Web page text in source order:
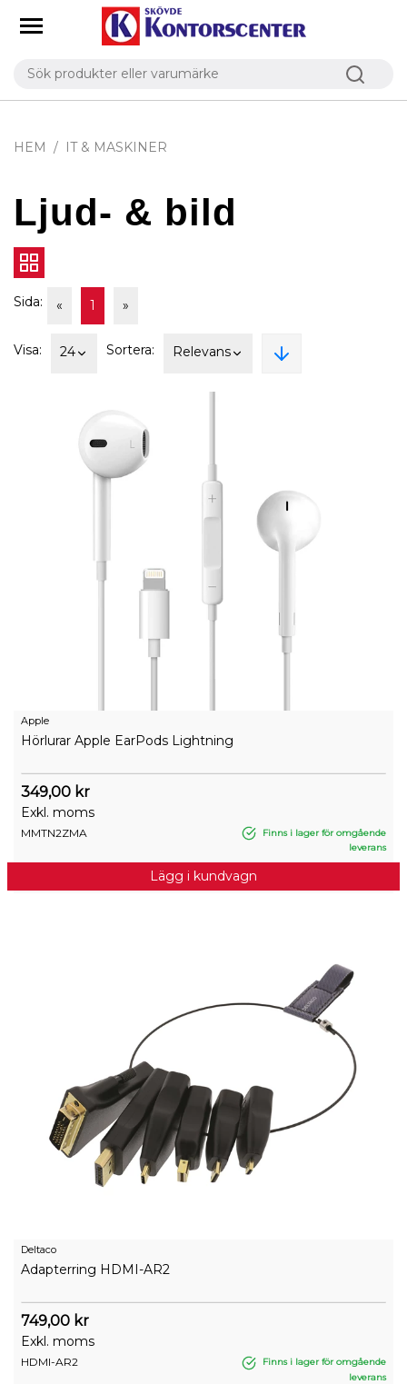
HEM IT & MASKINER
Ljud- & bild
Sida: « 1 »
Visa: 24 Sortera: Relevans
Apple
Hörlurar Apple EarPods Lightning
349,00 kr
Exkl. moms
MMTN2ZMA
Finns i lager för omgående
leverans
Lägg i kundvagn
Deltaco
Adapterring HDMI-AR2
749,00 kr
Exkl. moms
HDMI-AR2
Finns i lager för omgående
leverans